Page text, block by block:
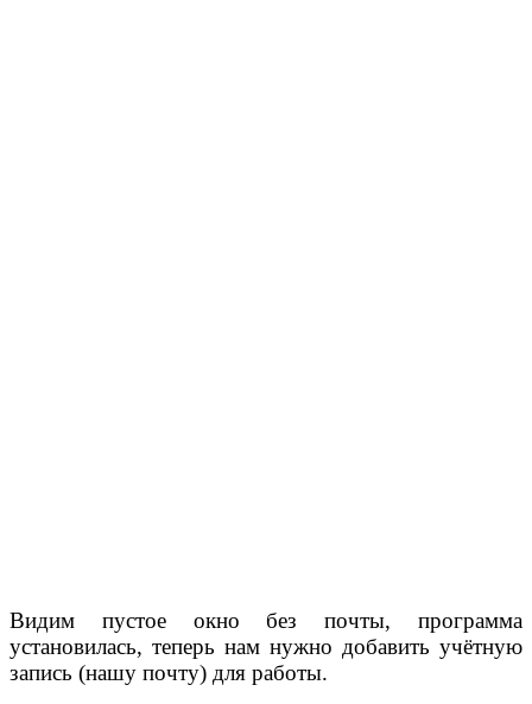
Видим пустое окно без почты, программа
установилась, теперь нам нужно добавить учётную
запись (нашу почту) для работы.